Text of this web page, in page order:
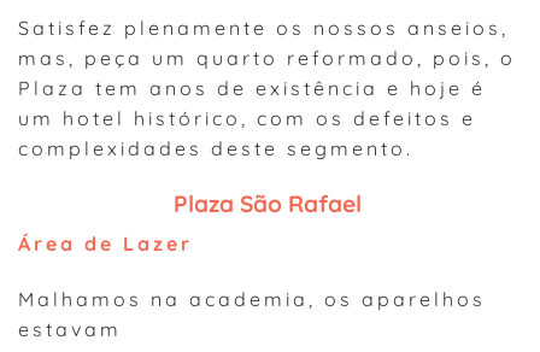
Satisfez plenamente os nossos anseios,
mas, peça um quarto reformado, pois, o
Plaza tem anos de existência e hoje é
um hotel histórico, com os defeitos e
complexidades deste segmento.
Plaza São Rafael
Área de Lazer
Malhamos na academia, os aparelhos
estavam